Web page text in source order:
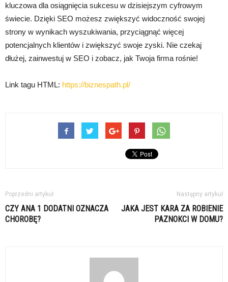
kluczowa dla osiągnięcia sukcesu w dzisiejszym cyfrowym
świecie. Dzięki SEO możesz zwiększyć widoczność swojej
strony w wynikach wyszukiwania, przyciągnąć więcej
potencjalnych klientów i zwiększyć swoje zyski. Nie czekaj
dłużej, zainwestuj w SEO i zobacz, jak Twoja firma rośnie!
Link tagu HTML: https://biznespath.pl/
Poprzedni artykuł
CZY ANA 1 DODATNI OZNACZA
CHOROBĘ?
Następny artykuł
JAKA JEST KARA ZA ROBIENIE
PAZNOKCI W DOMU?